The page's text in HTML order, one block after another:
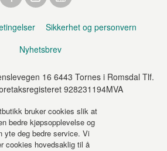
Sikkerhet og personvern
Nyhetsbrev
16 6443 Tornes i Romsdal Tlf.
928231194MVA
bruker cookies slik at
bedre kjøpsopplevelse og
yte deg bedre service. Vi
cookies hovedsaklig til å